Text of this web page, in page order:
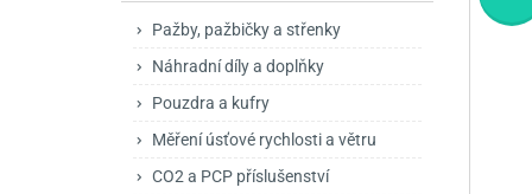
Vzduchovky PCP
Plynové pistole a revolvery
Perkusní zbraně
Zbraně na ZP
Nože
Kolimátory, lasery
Pažby, pažbičky a střenky
Náhradní díly a doplňky
Pouzdra a kufry
Měření úsťové rychlosti a větru
CO2 a PCP příslušenství